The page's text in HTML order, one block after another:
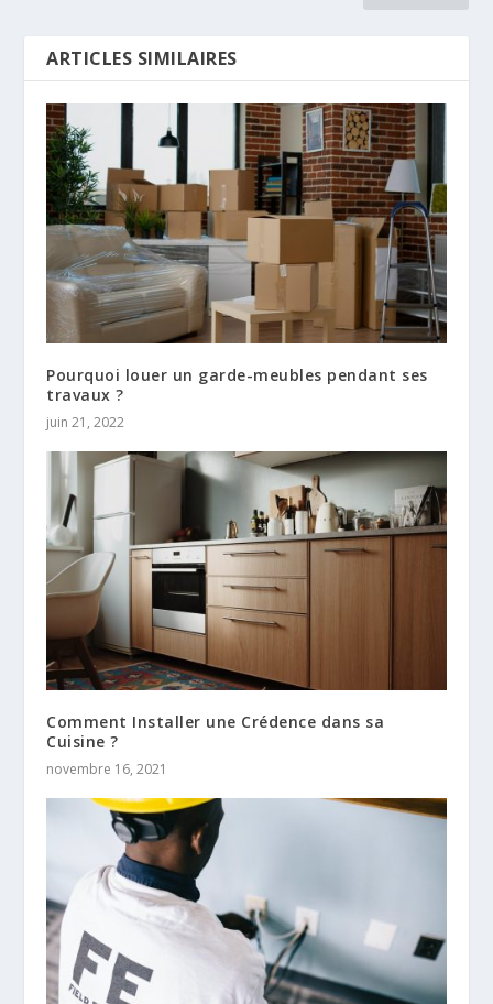
ARTICLES SIMILAIRES
Pourquoi louer un garde-meubles pendant ses
travaux ?
juin 21, 2022
Comment Installer une Crédence dans sa
Cuisine ?
novembre 16, 2021